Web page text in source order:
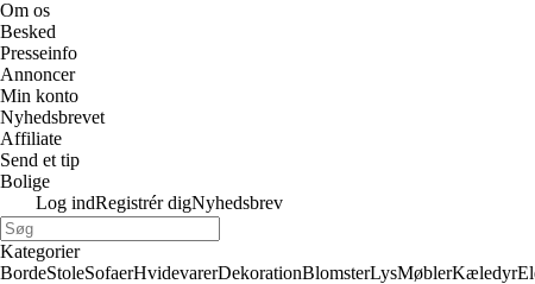
Om os
Besked
Presseinfo
Annoncer
Min konto
Nyhedsbrevet
Affiliate
Send et tip
Bolige
Log indRegistrér digNyhedsbrev
Kategorier
BordeStoleSofaerHvidevarerDekorationBlomsterLysMøblerKæledyr